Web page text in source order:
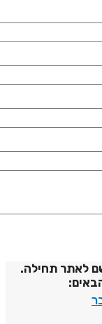
לאתר תחילה.